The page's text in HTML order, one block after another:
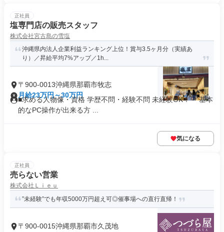
正社員
塩専門店の販売スタッフ
株式会社宮古島の雪塩
沖縄県内法人企業利益ランキング上位！賞与3.5ヶ月分（実績あ
り）／昇給平均7%アップ／1h...
〒900-0013沖縄県那覇市牧志
月給23万円～30万円
■求める人物像・資格 学歴不問・経験不問 未経験OK！ ＊基本
的なPC操作が出来る方 ...
気になる
正社員
売らない営業
株式会社Ｌｉｅｕ
”未経験”でも年収5000万円超え可◎催事場への直行直帰！
〒900-0015沖縄県那覇市久茂地